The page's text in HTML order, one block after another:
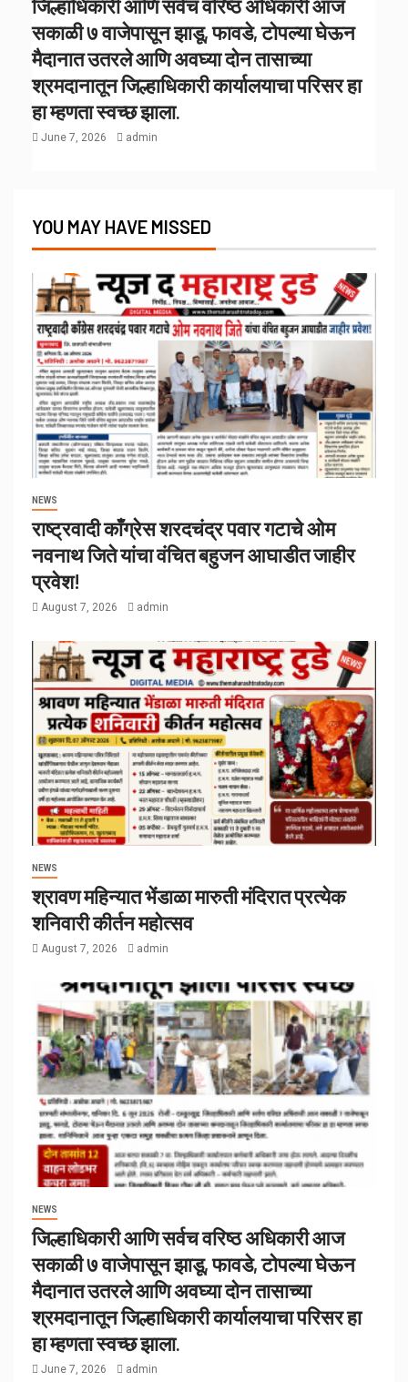
जिल्हाधिकारी आणि सर्वच वरिष्ठ अधिकारी आज
सकाळी ७ वाजेपासून झाडू, फावडे, टोपल्या घेऊन
मैदानात उतरले आणि अवघ्या दोन तासाच्या
श्रमदानातून जिल्हाधिकारी कार्यालयाचा परिसर हा
हा म्हणता स्वच्छ झाला.
June 7, 2026 admin
YOU MAY HAVE MISSED
NEWS
राष्ट्रवादी काँग्रेस शरदचंद्र पवार गटाचे ओम
नवनाथ जिते यांचा वंचित बहुजन आघाडीत जाहीर
प्रवेश!
August 7, 2026 admin
NEWS
श्रावण महिन्यात भेंडाळा मारुती मंदिरात प्रत्येक
शनिवारी कीर्तन महोत्सव
August 7, 2026 admin
NEWS
जिल्हाधिकारी आणि सर्वच वरिष्ठ अधिकारी आज
सकाळी ७ वाजेपासून झाडू, फावडे, टोपल्या घेऊन
मैदानात उतरले आणि अवघ्या दोन तासाच्या
श्रमदानातून जिल्हाधिकारी कार्यालयाचा परिसर हा
हा म्हणता स्वच्छ झाला.
June 7, 2026 admin